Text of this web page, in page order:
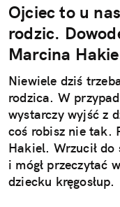
Ojciec to u
rodzic.
Marcina
Niewiele dziś
rodzica. W
wystarczy wyjść z
coś robisz nie tak.
Hakiel. Wrzucił
i mógł przeczytać
dziecku kręgosłup.